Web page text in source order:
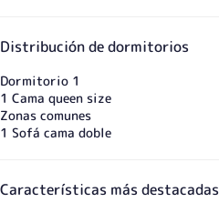
Distribución de dormitorios
Dormitorio 1
1 Cama queen size
Zonas comunes
1 Sofá cama doble
Características más destacadas